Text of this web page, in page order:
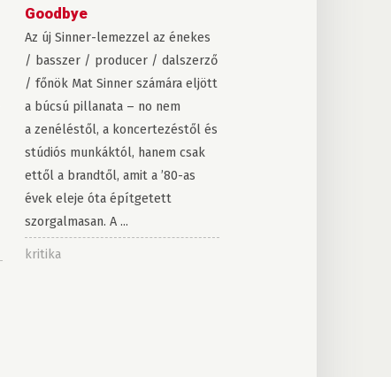
Goodbye
Az új Sinner-lemezzel az énekes
/ basszer / producer / dalszerző
/ főnök Mat Sinner számára eljött
a búcsú pillanata – no nem
a zenéléstől, a koncertezéstől és
stúdiós munkáktól, hanem csak
ettől a brandtől, amit a ’80-as
évek eleje óta építgetett
szorgalmasan. A ...
kritika